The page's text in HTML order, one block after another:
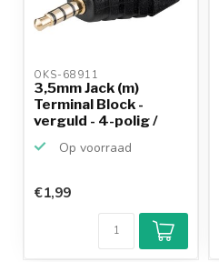
OKS-68911
3,5mm Jack (m)
Terminal Block -
verguld - 4-polig /
Op voorraad
€1,99